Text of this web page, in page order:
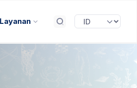
Layanan